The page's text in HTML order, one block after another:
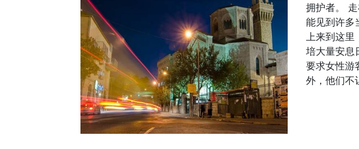
拥护者。
能见到许多
上来到这里
培大量安息
要求女性游
外，他们不